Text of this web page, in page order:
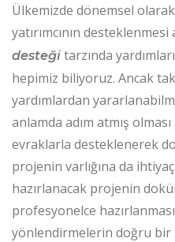
Ülkemizde dönemsel
yatırımcının desteklenmesi
desteği tarzında
hepimiz biliyoruz. Ancak
yardımlardan
anlamda adım atmış
evraklarla desteklenerek
projenin varlığına da
hazırlanacak projenin
profesyonelce
yönlendirmelerin doğru bir